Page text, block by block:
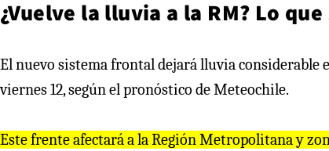
¿Vuelve la lluvia a la RM? Lo
El nuevo sistema frontal dejará lluvia considerable
viernes 12, según el pronóstico de Meteochile.
Este frente afectará a la Región Metropolitana y